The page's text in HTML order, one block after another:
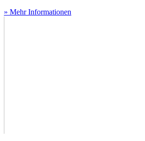
» Mehr Informationen